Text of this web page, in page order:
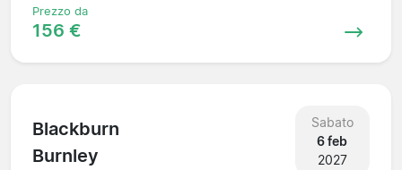
Prezzo da
156 €
Blackburn
Burnley
Sabato
6 feb
2027